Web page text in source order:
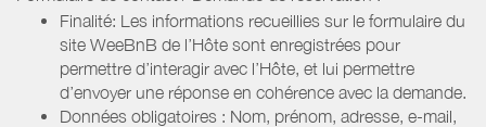
Finalité: Les informations recueillies sur le formulaire du
site WeeBnB de l’Hôte sont enregistrées pour
permettre d’interagir avec l’Hôte, et lui permettre
d’envoyer une réponse en cohérence avec la demande.
Données obligatoires : Nom, prénom, adresse, e-mail,